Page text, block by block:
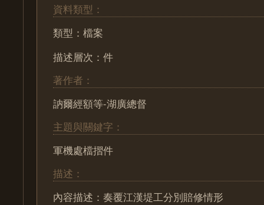
資料類型：
類型：檔案
描述層次：件
著作者：
訥爾經額等-湖廣總督
主題與關鍵字：
軍機處檔摺件
描述：
內容描述：奏覆江漢堤工分別賠修情形